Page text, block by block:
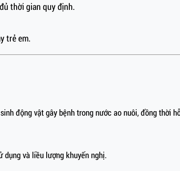
thời gian quy định.
trẻ em.
động vật gây bệnh trong nước ao nuôi, đồng thời
dụng và liều lượng khuyến nghị.